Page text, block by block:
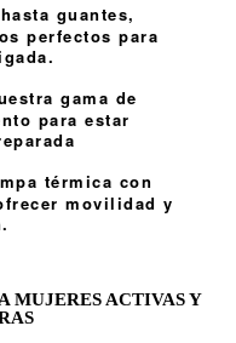
guantes,
perfectos para
gama de
para estar
térmica con
movilidad y
MUJERES ACTIVAS Y